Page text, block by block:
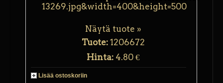
Näytä tuote »
Tuote:1206672
Hinta: 4.80 €
Lisää ostoskoriin